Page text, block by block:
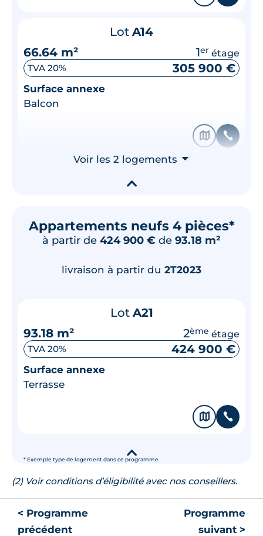
Lot A14
66.64 m²
1er étage
TVA 20% 305 900 €
Surface annexe
Balcon
🗞 📞
Voir les 2 logements ⮟
▾
Appartements neufs 4 pièces*
à partir de 424 900 € de 93.18 m²
* Exemple type de logement dans ce programme
livraison à partir du 2T2023
Lot A21
93.18 m²
2ème étage
TVA 20% 424 900 €
Surface annexe
Terrasse
🗞 📞
▾
(2) Voir conditions d’éligibilité avec nos conseillers.
< Programme
précédent
Programme
suivant >